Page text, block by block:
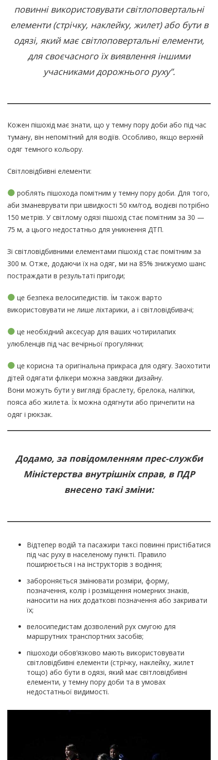
повинні використовувати світлоповертальні
елементи (стрічку, наклейку, жилет) або бути в
одязі, який має світлоповертальні елементи,
для своєчасного їх виявлення іншими
учасниками дорожнього руху”.
Кожен пішохід має знати, що у темну пору доби або під час
туману, він непомітний для водіїв. Особливо, якщо верхній
одяг темного кольору.
Світловідбивні елементи:
роблять пішохода помітним у темну пору доби. Для того,
аби зманеврувати при швидкості 50 км/год, водієві потрібно
150 метрів. У світлому одязі пішохід стає помітним за 30 —
75 м, а цього недостатньо для уникнення ДТП.
Зі світловідбивними елементами пішохід стає помітним за
300 м. Отже, додаючи їх на одяг, ми на 85% знижуємо шанс
постраждати в результаті пригоди;
це безпека велосипедистів. Їм також варто
використовувати не лише ліхтарики, а і світловідбивачі;
це необхідний аксесуар для ваших чотирилапих
улюбленців під час вечірньої прогулянки;
це корисна та оригінальна прикраса для одягу. Заохотити
дітей одягати флікери можна завдяки дизайну.
Вони можуть бути у вигляді браслету, брелока, наліпки,
пояса або жилета. Їх можна одягнути або причепити на
одяг і рюкзак.
Додамо, за повідомленням прес-служби
Міністерства внутрішніх справ, в ПДР
внесено такі зміни:
Відтепер водій та пасажири таксі повинні пристібатися
під час руху в населеному пункті. Правило
поширюється і на інструкторів з водіння;
забороняється змінювати розміри, форму,
позначення, колір і розміщення номерних знаків,
наносити на них додаткові позначення або закривати
їх;
велосипедистам дозволений рух смугою для
маршрутних транспортних засобів;
пішоходи обов’язково мають використовувати
світловідбивні елементи (стрічку, наклейку, жилет
тощо) або бути в одязі, який має світловідбивні
елементи, у темну пору доби та в умовах
недостатньої видимості.